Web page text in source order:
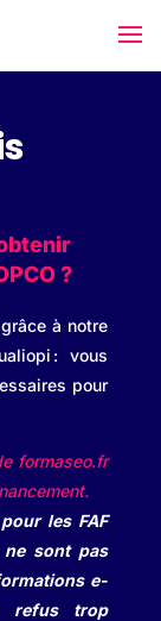
?
à notre
: vous
pour
formaseo.fr
les FAF
ne sont pas
e-
refus trop